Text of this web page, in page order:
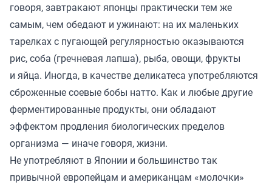
говоря, завтракают японцы практически тем же
самым, чем обедают и ужинают: на их маленьких
тарелках с пугающей регулярностью оказываются
рис, соба (гречневая лапша), рыба, овощи, фрукты
и яйца. Иногда, в качестве деликатеса употребляются
сброженные соевые бобы натто. Как и любые другие
ферментированные продукты, они обладают
эффектом продления биологических пределов
организма — иначе говоря, жизни.
Не употребляют в Японии и большинство так
привычной европейцам и американцам «молочки»